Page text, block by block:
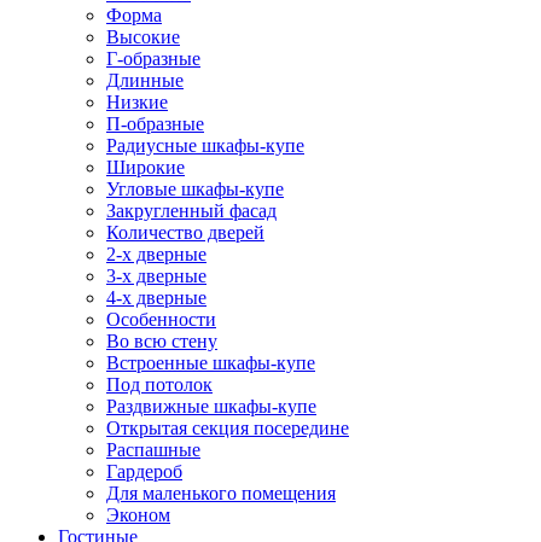
Форма
Высокие
Г-образные
Длинные
Низкие
П-образные
Радиусные шкафы-купе
Широкие
Угловые шкафы-купе
Закругленный фасад
Количество дверей
2-х дверные
3-х дверные
4-х дверные
Особенности
Во всю стену
Встроенные шкафы-купе
Под потолок
Раздвижные шкафы-купе
Открытая секция посередине
Распашные
Гардероб
Для маленького помещения
Эконом
Гостиные